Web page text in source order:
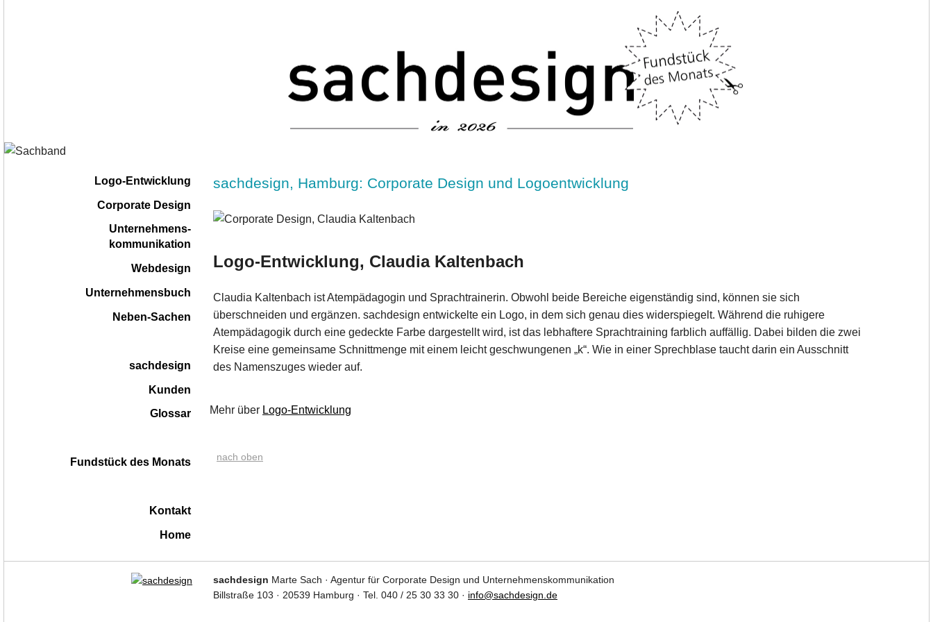
sachdesign, Hamburg: Corporate Design und Logoentwicklung
Logo-Entwicklung, Claudia Kaltenbach
Claudia Kaltenbach ist Atempädagogin und Sprachtrainerin. Obwohl beide Bereiche eigenständig sind, können sie sich
überschneiden und ergänzen. sachdesign entwickelte ein Logo, in dem sich genau dies widerspiegelt. Während die ruhigere
Atempädagogik durch eine gedeckte Farbe dargestellt wird, ist das lebhaftere Sprachtraining farblich auffällig. Dabei bilden die zwei
Kreise eine gemeinsame Schnittmenge mit einem leicht geschwungenen „k“. Wie in einer Sprechblase taucht darin ein Ausschnitt
des Namenszuges wieder auf.
Mehr über Logo-Entwicklung
nach oben
Navigation
Logo-Entwicklung
Corporate Design
Unternehmens-
kommunikation
Webdesign
Unternehmensbuch
Neben-Sachen
sachdesign
Kunden
Glossar
Fundstück des Monats
Kontakt
Home
sachdesign Marte Sach · Agentur für Corporate Design und Unternehmenskommunikation
Billstraße 103 · 20539 Hamburg · Tel. 040 / 25 30 33 30 · info@sachdesign.de